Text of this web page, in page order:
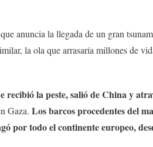
anuncia la llegada de un gran
la ola que arrasaría millones de
recibió la peste, salió de China y
Gaza. Los barcos procedentes del
por todo el continente europeo,